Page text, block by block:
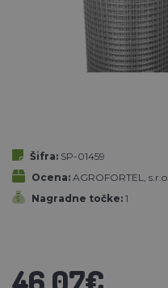
Šifra: SP-01459
Ocena: AGROFORTEL, s.r.o.
Nagradne točke: 1